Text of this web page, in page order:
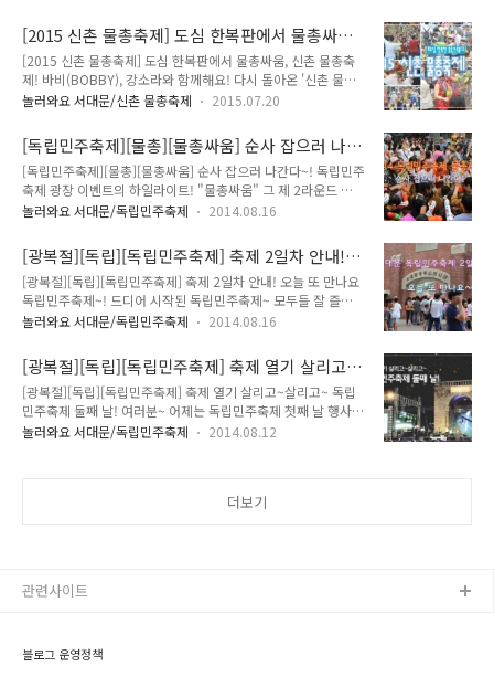
http://me2.do/GyIUwJNC ▶ 위메프 : http:..
함께 해주셨는데요. 한층 더 업그레이드 된 '2015 물총축제'! 지
기와 함께 현장으로 함께 떠나볼까요! 정말 많은 분들이 찾아주
셨죠!! ^^ 개막식때의 모습인데요. 점점 더 많은 분들이 함께 축
제를 즐기셨답니다. 많은 여성분들의 마음을 뒤 흔들고 떠난 바
비군!! ^^ 아름다운 강소라씨, 건강미인 이연씨! 함께 해주셔서
다. 표정만 봐도 현장의 분위기를 알 수 있겠죠!! 지기도 ..
[2015 신촌 물총축제] 도심 한복판에서 물총싸움,
신촌 물총축제! 바비(BOBBY), 강소라와 함께 즐
기세요!
[2015 신촌 물총축제] 도심 한복판에서 물총싸움, 신촌 물총축
제! 바비(BOBBY), 강소라와 함께해요! 다시 돌아온 '신촌 물총
축제' 기다리고 기다리던 바로 그 축제!!! 더위를 날려버릴 바로
다!! 도심 속에서 즐기는 짜릿한 물총싸움!! 2014 신촌 물총축제
에 '수지'가 있었다면 이번엔 바로 쇼미더머니 시즌3 우승자 '바
비(BOBBY)와 강소라', '이연'씨가 함께 합니다!! 지기와 함께 미
리 만나볼까요!! Water Gun Festival~ Go Go!! 도심속에서 즐
기는 짜릿한 물총싸움! '2015 신촌 물총축제' 축 제 명 : 제3회
7.26(일) ..
놀러와요 서대문/신촌 물총축제 2015.07.20
[독립민주축제][물총][물총싸움] 순사 잡으러 나
간다~!
[독립민주축제][물총][물총싸움] 순사 잡으러 나간다~! 독립민주
축제 광장 이벤트의 하일라이트! "물총싸움" 그 제 2라운드 편!
다들 순사는 잘 들 잡으셨나요? 오후에도 계속 재미있는 행사 이
놀러와요 서대문/독립민주축제 2014.08.16
[광복절][독립][독립민주축제] 축제 2일차 안내!
오늘 또 만나요 독립민주축제~!
[광복절][독립][독립민주축제] 축제 2일차 안내! 오늘 또 만나요
독립민주축제~! 드디어 시작된 독립민주축제~ 모두들 잘 즐겨주
시고 계신가요?! 어제 참여해주신 모든 분들께 너무너무 감사드
요 ^^* 유후~ 사진만으로도 열기가 느껴지시나요?! 덕분에 관
중분들은! 와우!!!!!!!!~@_@ 오늘은 축제 이틀째! 먼저 일정표
살펴보시고 가실께요~ 오전 11시 부터는 어제의 뒤를 이어 공원
에서 역사관을 향하는 방향으로 앨리스 퍼레이드가 있구요 오후
1시부터는 펑키벗브라스의 재즈 공연이 진행됩니다~! 역시 공원
놀러와요 서대문/독립민주축제 2014.08.16
[광복절][독립][독립민주축제] 축제 열기 살리고~
살리고~ 독립민주축제 둘째 날!
[광복절][독립][독립민주축제] 축제 열기 살리고~살리고~ 독립
민주축제 둘째 날! 여러분~ 어제는 독립민주축제 첫째 날 행사를
소개해드렸죠! 다들 아시다시피 축제는 광복절인 15일, 16일 양
시킨 예술그룹입니다! 드라마가 있는 연희, 뜻이 담긴 연희를 꿈
연, 두 ..
놀러와요 서대문/독립민주축제 2014.08.12
더보기
블로그 운영정책
관련사이트